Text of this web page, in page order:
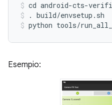
cd android-cts-
. build/envsetup.sh
python tools/
Esempio: